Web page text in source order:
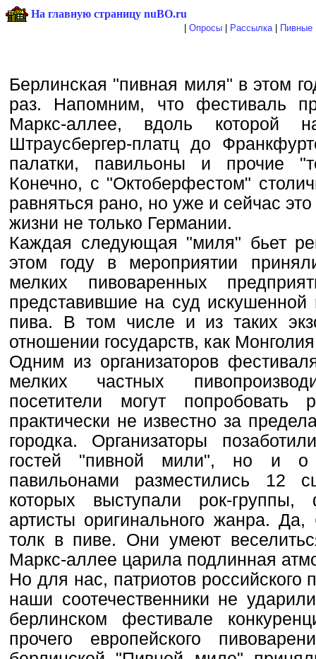
На главную страницу nuBO.ru
Опросы| Рассылка| Пивные
Берлинская "пивная миля" в этом
раз. Напомним, что фестиваль
Маркс-аллее, вдоль которой
Штраусбергер-платц до
палатки, павильоны и прочие
Конечно, с "Октоберфестом"
равняться рано, но уже и сейчас
жизни не только Германии.
Каждая следующая "миля" бьет
этом году в мероприятии
мелких пивоваренных
представившие на суд искушенной
пива. В том числе и из таких
отношении государств, как
Одним из организаторов
мелких частных
посетители могут попробовать
практически не известно за
городка. Организаторы
гостей "пивной мили", но и
павильонами разместились 12
которых выступали рок-группы,
артисты оригинального жанра.
толк в пиве. Они умеют
Маркс-аллее царила подлинная
Но для нас, патриотов российского
наши соотечественники не
берлинском фестивале
прочего европейского